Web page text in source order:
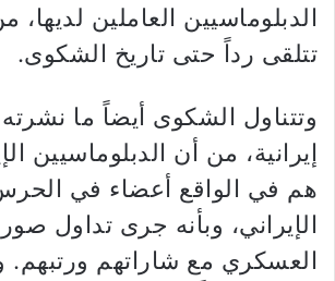
الدبلوماسيين العاملين
تتلقى رداً حتى تاريخ الشكوى.
وتتناول الشكوى أيضاً ما
إيرانية، من أن الدبلوماسيين
هم في الواقع أعضاء في
الإيراني، وبأنه جرى تداول
العسكري مع شاراتهم ورتبهم.